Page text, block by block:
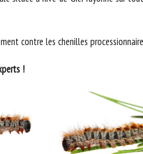
contre les chenilles
!